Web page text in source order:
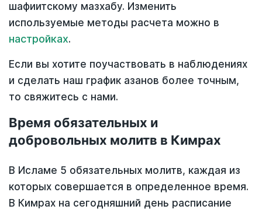
шафиитскому мазхабу. Изменить
используемые методы расчета можно в
настройках.
Если вы хотите поучаствовать в наблюдениях
и сделать наш график азанов более точным,
то свяжитесь с нами.
Время обязательных и
добровольных молитв в Кимрах
В Исламе 5 обязательных молитв, каждая из
которых совершается в определенное время.
В Кимрах на сегодняшний день расписание